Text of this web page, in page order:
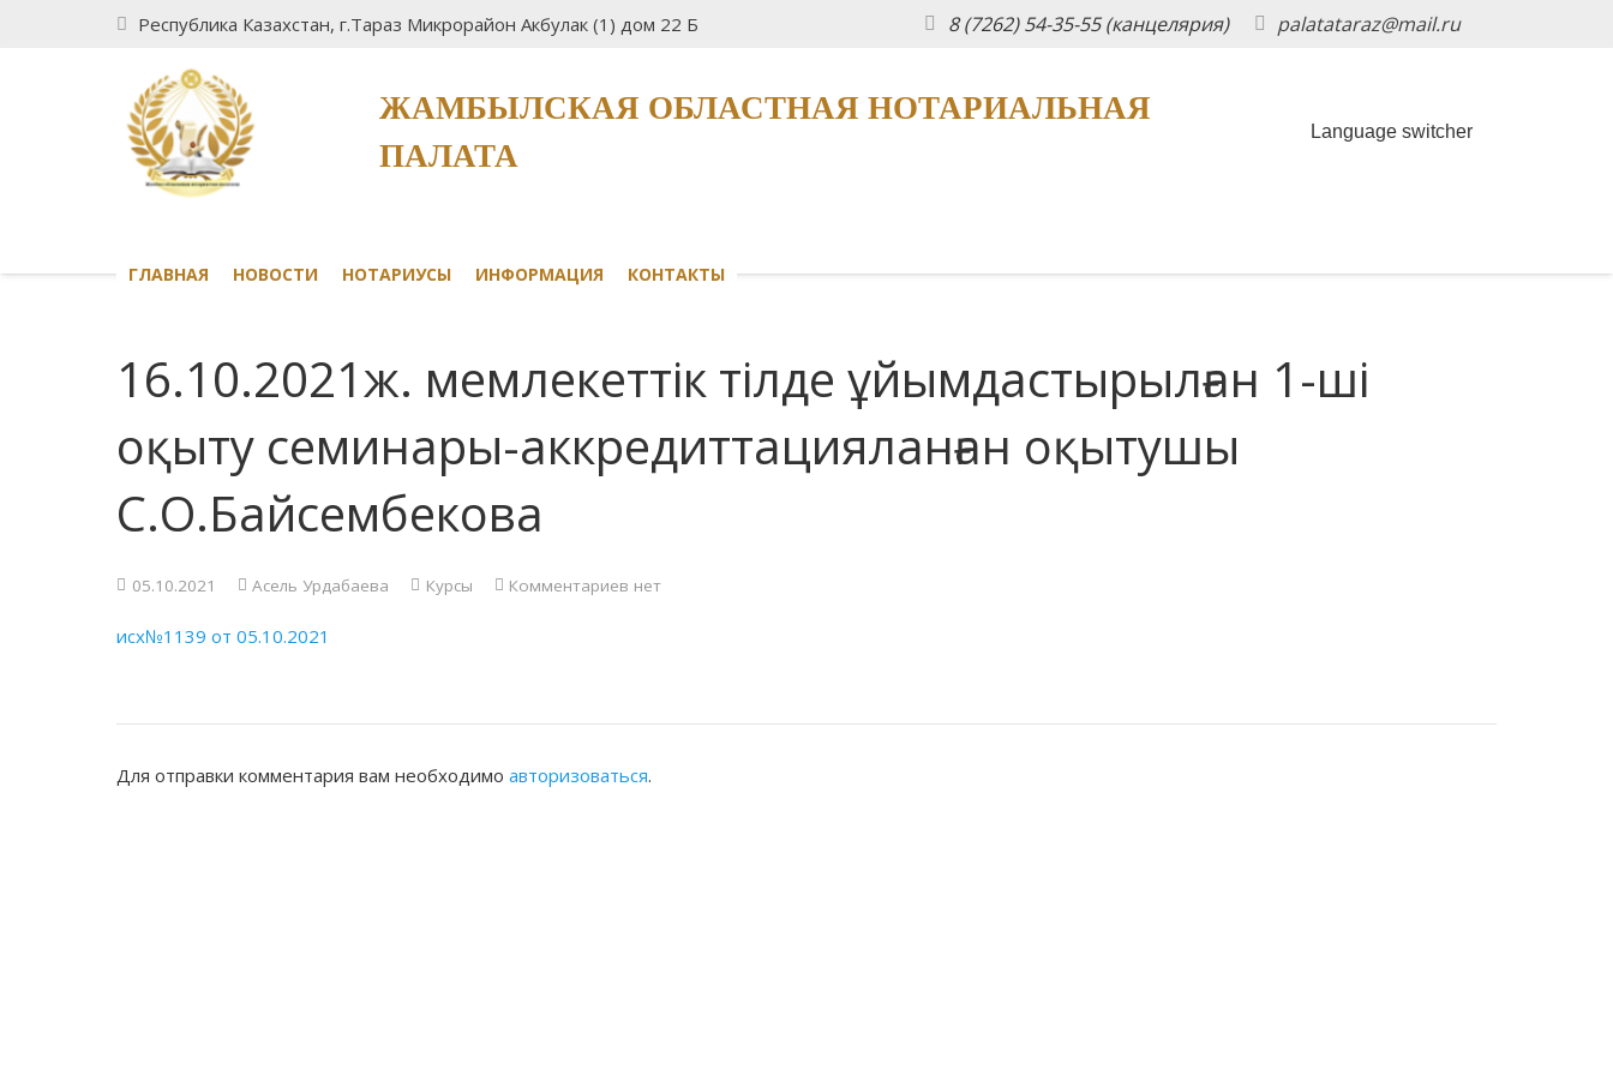
Республика Казахстан, г.Тараз Микрорайон Акбулак (1) дом 22 Б 8 (7262) 54-35-55 (канцелярия) palatataraz@mail.ru
ЖАМБЫЛСКАЯ ОБЛАСТНАЯ НОТАРИАЛЬНАЯ
ПАЛАТА
Language switcher
ГЛАВНАЯ НОВОСТИ НОТАРИУСЫ ИНФОРМАЦИЯ КОНТАКТЫ
16.10.2021ж. мемлекеттік тілде ұйымдастырылған 1-ші
оқыту семинары-аккредиттацияланған оқытушы
С.О.Байсембекова
05.10.2021 Асель Урдабаева Курсы Комментариев нет
исх№1139 от 05.10.2021
Для отправки комментария вам необходимо авторизоваться.